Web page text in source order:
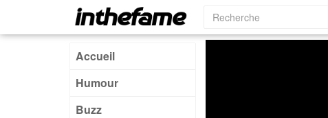
Accueil
Humour
Buzz